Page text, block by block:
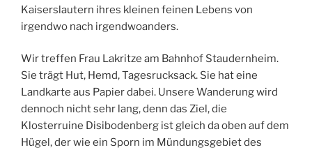
Kaiserslautern ihres kleinen feinen Lebens von
irgendwo nach irgendwoanders.
Wir treffen Frau Lakritze am Bahnhof Staudernheim.
Sie trägt Hut, Hemd, Tagesrucksack. Sie hat eine
Landkarte aus Papier dabei. Unsere Wanderung wird
dennoch nicht sehr lang, denn das Ziel, die
Klosterruine Disibodenberg ist gleich da oben auf dem
Hügel, der wie ein Sporn im Mündungsgebiet des